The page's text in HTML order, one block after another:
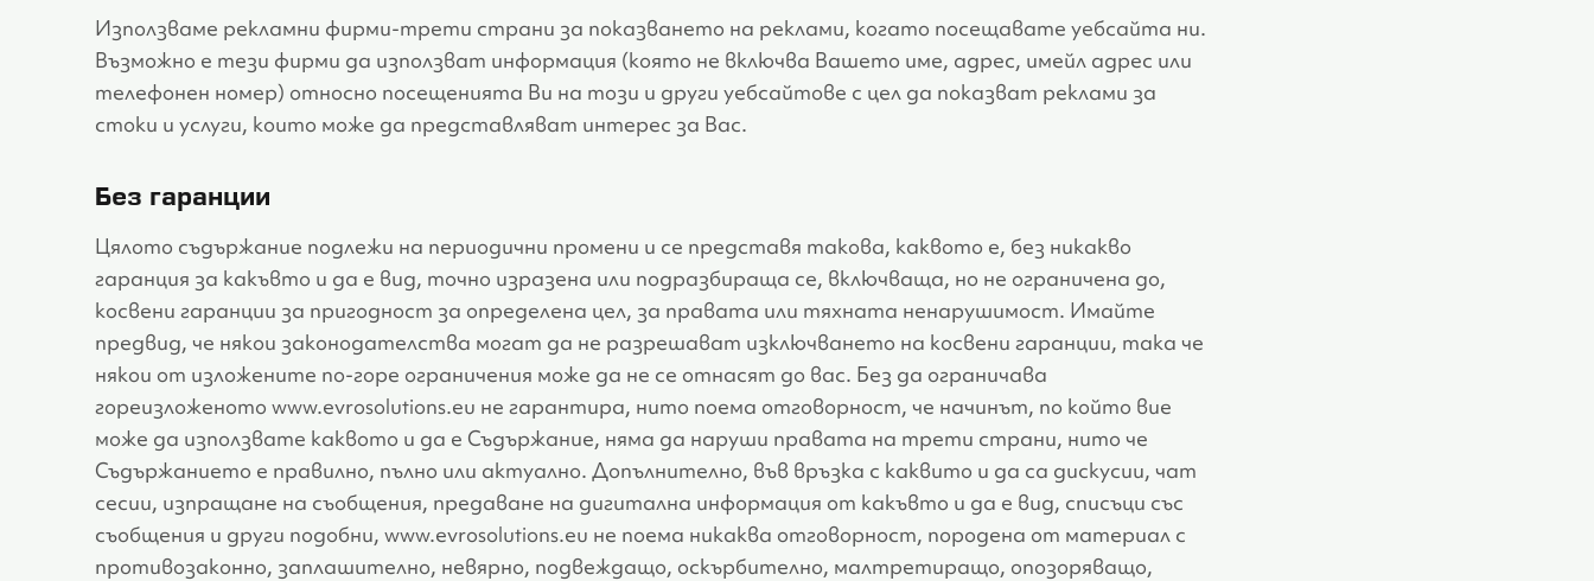
Използваме рекламни фирми-трети страни за показването на реклами, когато посещавате уебсайта ни.
Възможно е тези фирми да използват информация (която не включва Вашето име, адрес, имейл адрес или
телефонен номер) относно посещенията Ви на този и други уебсайтове с цел да показват реклами за
стоки и услуги, които може да представляват интерес за Вас.
Без гаранции
Цялото съдържание подлежи на периодични промени и се представя такова, каквото е, без никакво
гаранция за какъвто и да е вид, точно изразена или подразбираща се, включваща, но не ограничена до,
косвени гаранции за пригодност за определена цел, за правата или тяхната ненарушимост. Имайте
предвид, че някои законодателства могат да не разрешават изключването на косвени гаранции, така че
някои от изложените по-горе ограничения може да не се отнасят до вас. Без да ограничава
гореизложеното www.evrosolutions.eu не гарантира, нито поема отговорност, че начинът, по който вие
може да използвате каквото и да е Съдържание, няма да наруши правата на трети страни, нито че
Съдържанието е правилно, пълно или актуално. Допълнително, във връзка с каквито и да са дискусии, чат
сесии, изпращане на съобщения, предаване на дигитална информация от какъвто и да е вид, списъци със
съобщения и други подобни, www.evrosolutions.eu не поема никаква отговорност, породена от материал с
противозаконно, заплашително, невярно, подвеждащо, оскърбително, малтретиращо, опозоряващо,